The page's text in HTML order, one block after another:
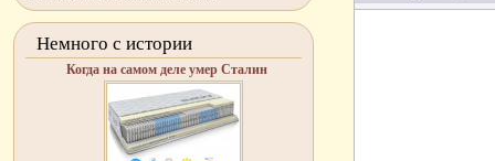
Немного с истории
Когда на самом деле умер Сталин